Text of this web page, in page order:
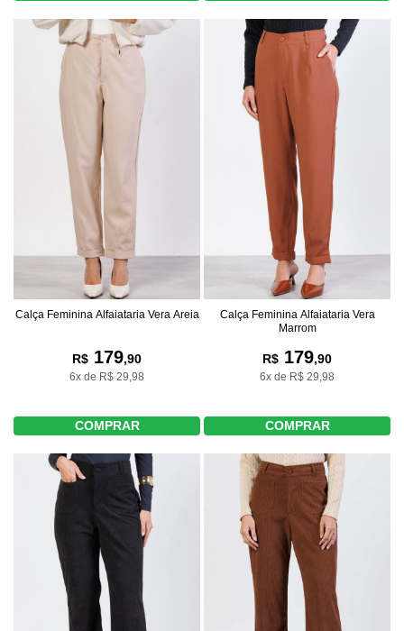
Calça Feminina Alfaiataria Vera Areia
R$ 179,90
6x de R$ 29,98
COMPRAR
Calça Feminina Alfaiataria Vera
Marrom
R$ 179,90
6x de R$ 29,98
COMPRAR